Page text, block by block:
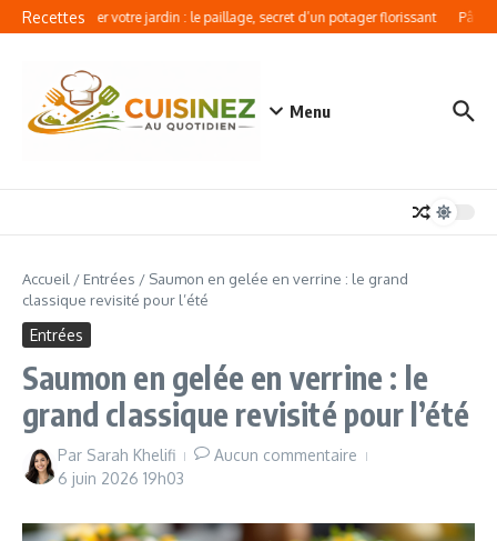
Aller au contenu
Recettes
Révolutionner votre jardin : le paillage, secret d’un potager florissant Pâtes
Menu
Accueil / Entrées / Saumon en gelée en verrine : le grand
classique revisité pour l’été
Entrées
Saumon en gelée en verrine : le
grand classique revisité pour l’été
Par Sarah Khelifi
Aucun commentaire
6 juin 2026 19h03